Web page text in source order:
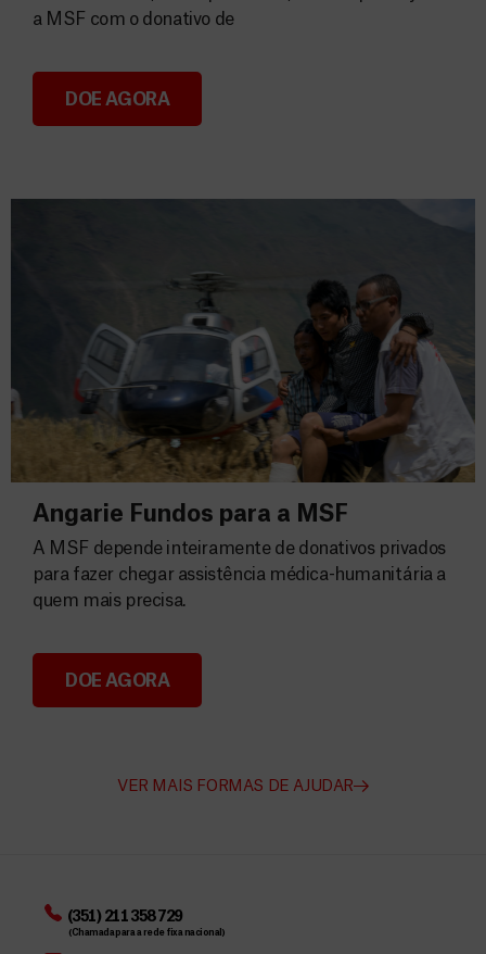
Consignação do IRS 2026
a MSF com o donativo de
DOE AGORA
Angarie Fundos para a MSF
Angarie Fundos para a MSF
A MSF depende inteiramente de donativos privados
para fazer chegar assistência médica-humanitária a
quem mais precisa.
DOE AGORA
VER MAIS FORMAS DE AJUDAR
(351) 211 358 729
(Chamada para a rede fixa nacional)